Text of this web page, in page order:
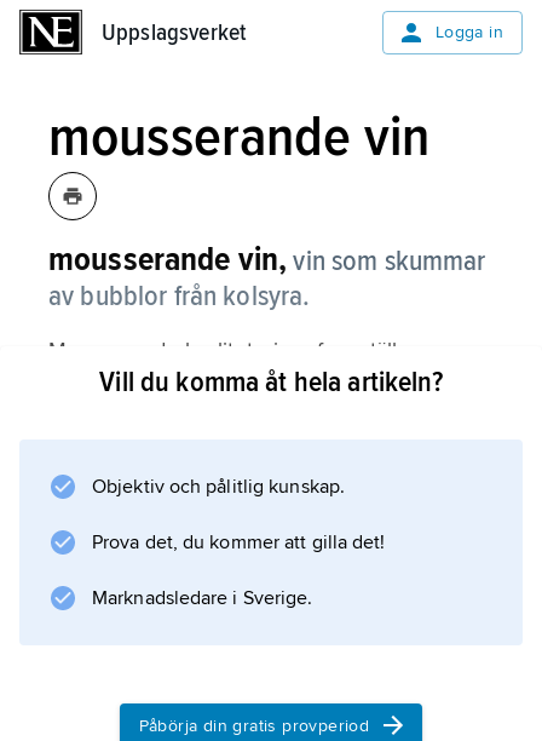
Uppslagsverket Logga in
mousserande vin
mousserande vin, vin som skummar
av bubblor från kolsyra.
Mousserande kvalitetsviner framställs genom
att vinet får jäsa en andra gång i ett slutet kärl.
i ett slutet kärl kan koldioxiden inte förångas
Enklare mousserande vin görs genom
Vill du komma åt hela artikeln?
Objektiv och pålitlig kunskap.
Prova det, du kommer att gilla det!
Marknadsledare i Sverige.
Påbörja din gratis provperiod